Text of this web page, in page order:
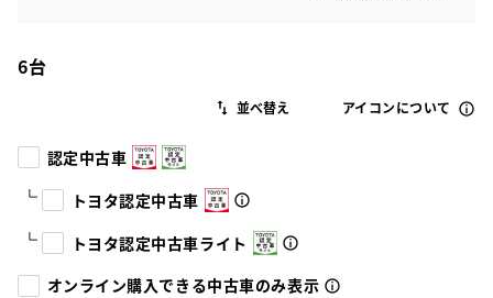
6台
アイコンについて
認定中古車
トヨタ認定中古車
トヨタ認定中古車ライト
オンライン購入できる中古車のみ表示